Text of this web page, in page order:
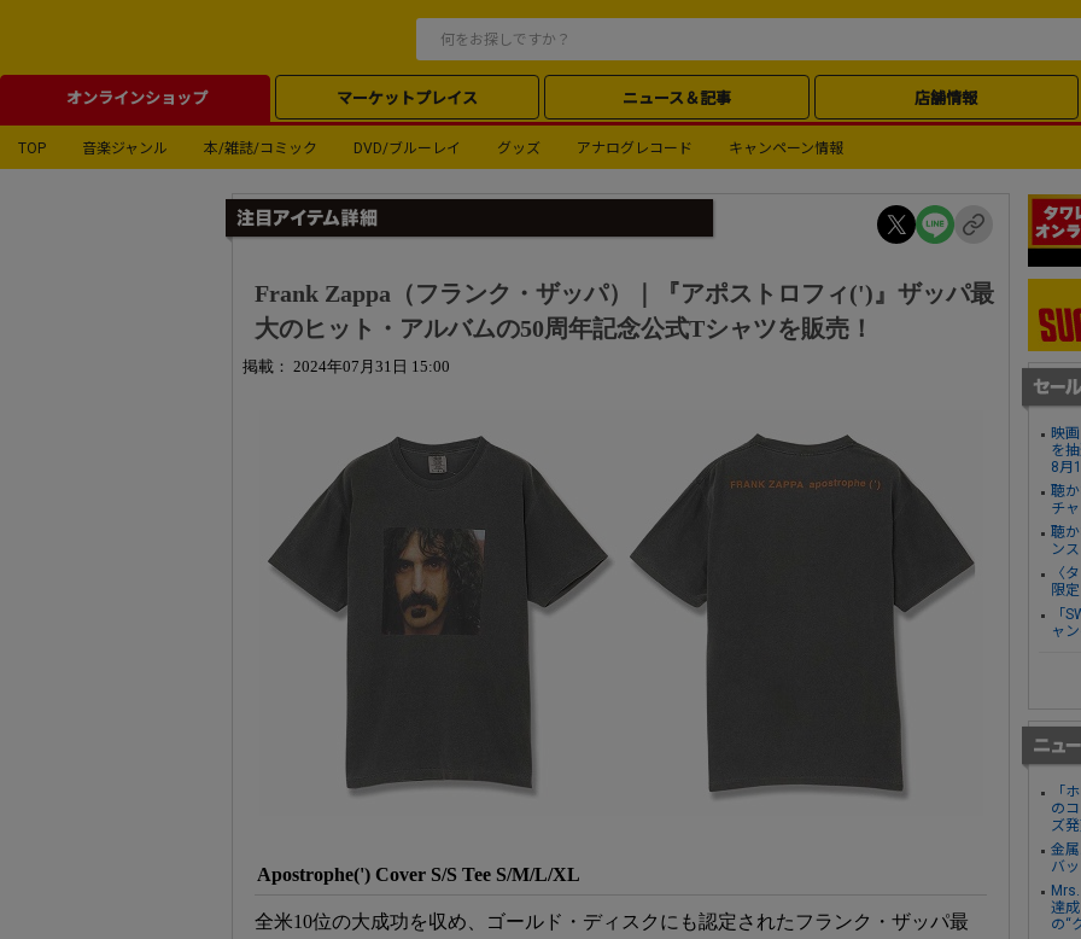
オンラインショップ マーケットプレイス ニュース＆記事 店舗情報
TOP 音楽ジャンル 本/雑誌/コミック DVD/ブルーレイ グッズ アナログレコード キャンペーン情報
Frank Zappa（フランク・ザッパ）｜『アポストロフィ(')』ザッパ最
大のヒット・アルバムの50周年記念公式Tシャツを販売！
掲載： 2024年07月31日 15:00
Apostrophe(') Cover S/S Tee S/M/L/XL
全米10位の大成功を収め、ゴールド・ディスクにも認定されたフランク・ザッパ最
映
を
8月
聴
チ
聴
ン
〈
限
「
ャ
「
の
ズ
金
バ
達
の“